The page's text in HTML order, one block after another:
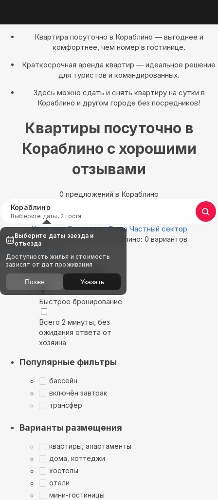
Квартира посуточно в Кораблино — выгоднее и
комфортнее, чем номер в гостинице.
Краткосрочная аренда квартир — идеальное решение
для туристов и командированных.
Здесь можно сдать и снять квартиру на сутки в
Кораблино и другом городе без посредников!
Квартиры посуточно в
Кораблино с хорошими
отзывами
0 предложений в Кораблино
Кораблино
Выберите даты, 2 гостя
Квартиры Гостиницы Дома Частный сектор
Найдём, где остановиться в Кораблино: 0 вариантов
Показать на карте
Выбирайте лучшее
Быстрое бронирование
Всего 2 минуты, без
ожидания ответа от
хозяина
Популярные фильтры
бассейн
включён завтрак
трансфер
Варианты размещения
квартиры, апартаменты
дома, коттеджи
хостелы
отели
мини-гостиницы
Выберите даты заезда и
отъезда
Доступность жилья и стоимость
зависят от дат проживания
Позже Указать